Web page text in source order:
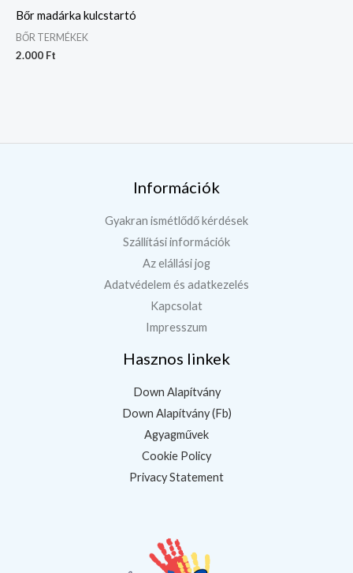
Bőr madárka kulcstartó
BŐR TERMÉKEK
2.000 Ft
Információk
Gyakran ismétlődő kérdések
Szállítási információk
Az elállási jog
Adatvédelem és adatkezelés
Kapcsolat
Impresszum
Hasznos linkek
Down Alapítvány
Down Alapítvány (Fb)
Agyagművek
Cookie Policy
Privacy Statement